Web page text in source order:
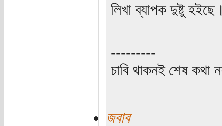
লিখা ব্যাপক দুষ্টু
---------
চাবি থাকনই শেষ কথা
জবাব